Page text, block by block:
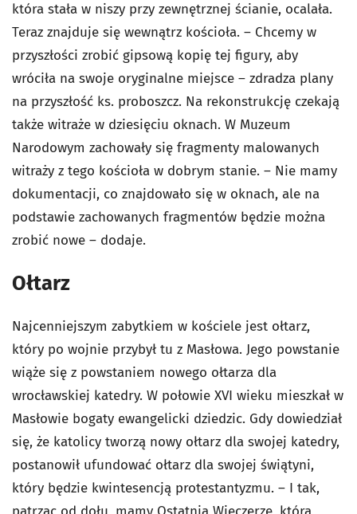
która stała w niszy przy zewnętrznej ścianie, ocalała.
Teraz znajduje się wewnątrz kościoła. – Chcemy w
przyszłości zrobić gipsową kopię tej figury, aby
wróciła na swoje oryginalne miejsce – zdradza plany
na przyszłość ks. proboszcz. Na rekonstrukcję czekają
także witraże w dziesięciu oknach. W Muzeum
Narodowym zachowały się fragmenty malowanych
witraży z tego kościoła w dobrym stanie. – Nie mamy
dokumentacji, co znajdowało się w oknach, ale na
podstawie zachowanych fragmentów będzie można
zrobić nowe – dodaje.
Ołtarz
Najcenniejszym zabytkiem w kościele jest ołtarz,
który po wojnie przybył tu z Masłowa. Jego powstanie
wiąże się z powstaniem nowego ołtarza dla
wrocławskiej katedry. W połowie XVI wieku mieszkał w
Masłowie bogaty ewangelicki dziedzic. Gdy dowiedział
się, że katolicy tworzą nowy ołtarz dla swojej katedry,
postanowił ufundować ołtarz dla swojej świątyni,
który będzie kwintesencją protestantyzmu. – I tak,